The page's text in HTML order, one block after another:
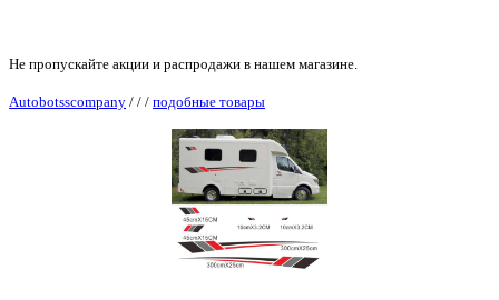
Не пропускайте акции и распродажи в нашем магазине.
Autobotsscompany / / / подобные товары